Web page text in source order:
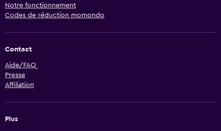
Notre fonctionnement
Codes de réduction momondo
Contact
Aide/FAQ
Presse
Affiliation
Plus